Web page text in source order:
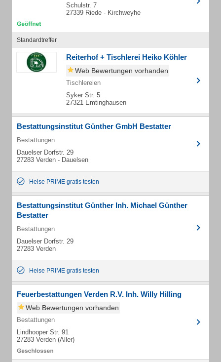
Schulstr. 7
27339 Riede - Kirchweyhe
Standardtreffer
Reiterhof + Tischlerei Heiko Köhler
Web Bewertungen vorhanden
Tischlereien
Syker Str. 5
27321 Emtinghausen
Bestattungsinstitut Günther GmbH Bestatter
Bestattungen
Dauelser Dorfstr. 29
27283 Verden - Dauelsen
Heise PRIME gratis testen
Bestattungsinstitut Günther Inh. Michael Günther
Bestatter
Bestattungen
Dauelser Dorfstr. 29
27283 Verden
Heise PRIME gratis testen
Feuerbestattungen Verden R.V. Inh. Willy Hilling
Web Bewertungen vorhanden
Bestattungen
Lindhooper Str. 91
27283 Verden (Aller)